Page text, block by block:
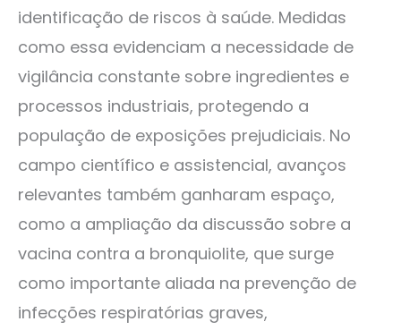
identificação de riscos à saúde. Medidas
como essa evidenciam a necessidade de
vigilância constante sobre ingredientes e
processos industriais, protegendo a
população de exposições prejudiciais. No
campo científico e assistencial, avanços
relevantes também ganharam espaço,
como a ampliação da discussão sobre a
vacina contra a bronquiolite, que surge
como importante aliada na prevenção de
infecções respiratórias graves,